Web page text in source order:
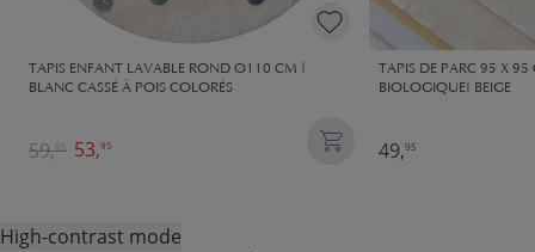
TAPIS ENFANT LAVABLE ROND Ø110 CM |
BLANC CASSÉ À POIS COLORÉS
53,95
59,95
TAPIS DE PARC 95 X
BIOLOGIQUE| BEIGE
49,95
High-contrast mode